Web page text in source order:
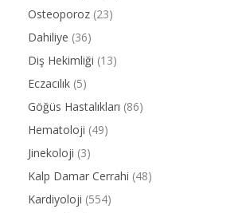
Osteoporoz (23)
Dahiliye (36)
Diş Hekimliği (13)
Eczacılık (5)
Göğüs Hastalıkları (86)
Hematoloji (49)
Jinekoloji (3)
Kalp Damar Cerrahi (48)
Kardiyoloji (554)